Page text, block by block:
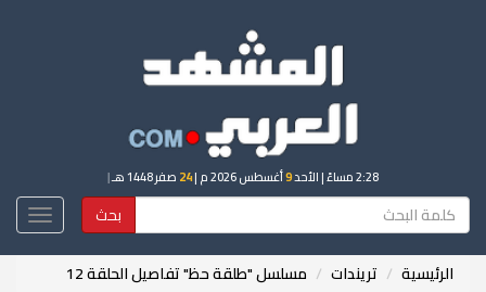
2:28 مساءً | الأحد9أغسطس 2026 م | 24 صفر 1448 هـ |
بحث
الرئيسية تريندات مسلسل "طلقة حظ" تفاصيل الحلقة 12